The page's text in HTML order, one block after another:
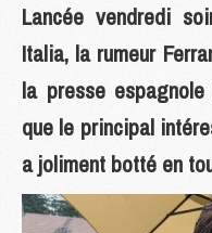
Lancée vendredi
Italia, la rumeur
la presse
que le principal
a joliment botté en